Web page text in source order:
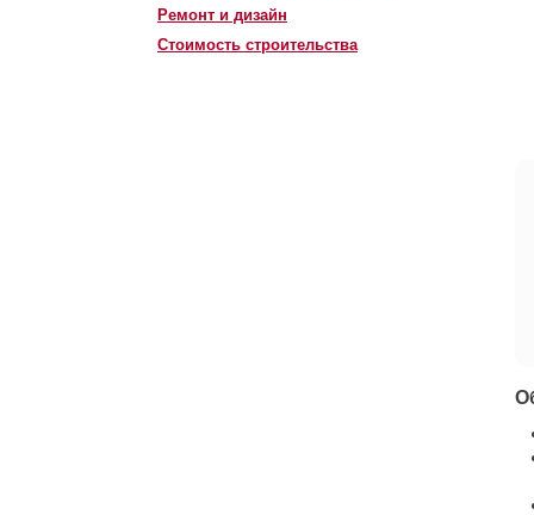
Ремонт и дизайн
Стоимость строительства